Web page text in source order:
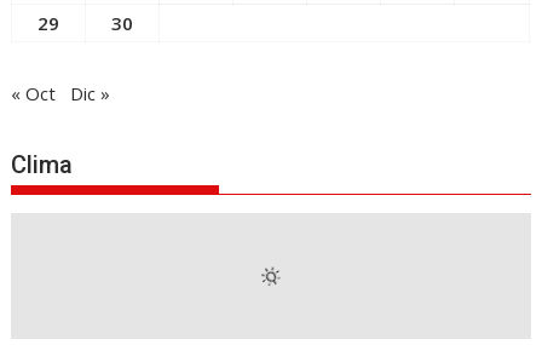
29
30
« Oct Dic »
Clima